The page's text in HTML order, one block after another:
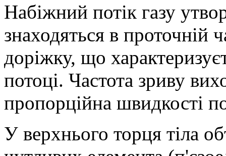
Набіжний потік газу
знаходяться в проточній
доріжку, що
потоці. Частота зриву
пропорційна швидкості
У верхнього торця тіла